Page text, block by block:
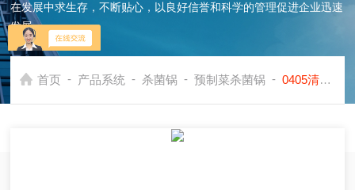
在发展中求生存，不断贴心，以良好信誉和科学的管理促进企业迅速
发展
首页 - 产品系统 - 杀菌锅 - 预制菜杀菌锅 - 0405清水蛋高温杀菌锅